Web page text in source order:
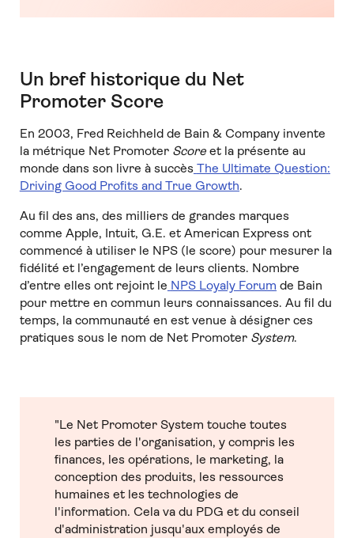
Un bref historique du Net
Promoter Score
En 2003, Fred Reichheld de Bain & Company invente
la métrique Net Promoter Scoreet la présente au
monde dans son livre à succès The Ultimate Question:
Driving Good Profits and True Growth.
Au fil des ans, des milliers de grandes marques
comme Apple, Intuit, G.E. et American Express ont
commencé à utiliser le NPS (le score) pour mesurer la
fidélité et l’engagement de leurs clients. Nombre
d’entre elles ont rejoint le NPS Loyaly Forum de Bain
pour mettre en commun leurs connaissances. Au fil du
temps, la communauté en est venue à désigner ces
pratiques sous le nom de Net Promoter System.
"Le Net Promoter System touche toutes
les parties de l'organisation, y compris les
finances, les opérations, le marketing, la
conception des produits, les ressources
humaines et les technologies de
l'information. Cela va du PDG et du conseil
d'administration jusqu'aux employés de